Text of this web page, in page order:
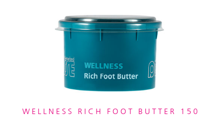
WELLNESS RICH FOOT BUTTER 150